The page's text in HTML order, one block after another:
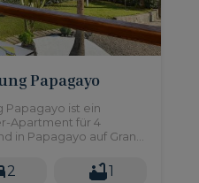
Papagayo
Papagayo ist ein
Apartment für 4
in Papagayo auf Gran
2 1